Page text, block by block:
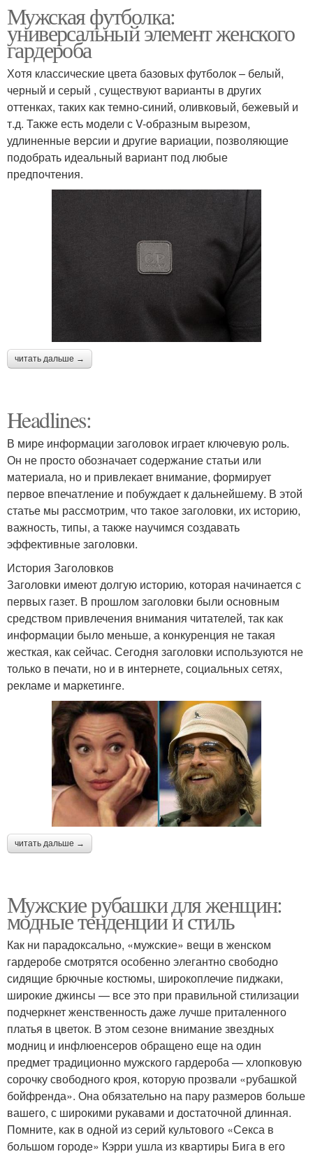
Мужская футболка:
универсальный элемент женского
гардероба
Хотя классические цвета базовых футболок – белый,
черный и серый , существуют варианты в других
оттенках, таких как темно-синий, оливковый, бежевый и
т.д. Также есть модели с V-образным вырезом,
удлиненные версии и другие вариации, позволяющие
подобрать идеальный вариант под любые
предпочтения.
читать дальше →
Headlines:
В мире информации заголовок играет ключевую роль.
Он не просто обозначает содержание статьи или
материала, но и привлекает внимание, формирует
первое впечатление и побуждает к дальнейшему. В этой
статье мы рассмотрим, что такое заголовки, их историю,
важность, типы, а также научимся создавать
эффективные заголовки.
История Заголовков
Заголовки имеют долгую историю, которая начинается с
первых газет. В прошлом заголовки были основным
средством привлечения внимания читателей, так как
информации было меньше, а конкуренция не такая
жесткая, как сейчас. Сегодня заголовки используются не
только в печати, но и в интернете, социальных сетях,
рекламе и маркетинге.
читать дальше →
Мужские рубашки для женщин:
модные тенденции и стиль
Как ни парадоксально, «мужские» вещи в женском
гардеробе смотрятся особенно элегантно свободно
сидящие брючные костюмы, широкоплечие пиджаки,
широкие джинсы — все это при правильной стилизации
подчеркнет женственность даже лучше приталенного
платья в цветок. В этом сезоне внимание звездных
модниц и инфлюенсеров обращено еще на один
предмет традиционно мужского гардероба — хлопковую
сорочку свободного кроя, которую прозвали «рубашкой
бойфренда». Она обязательно на пару размеров больше
вашего, с широкими рукавами и достаточной длинная.
Помните, как в одной из серий культового «Секса в
большом городе» Кэрри ушла из квартиры Бига в его